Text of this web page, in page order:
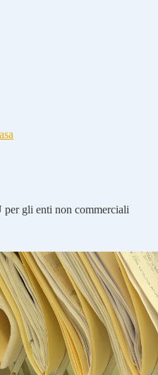
gli enti non commerciali